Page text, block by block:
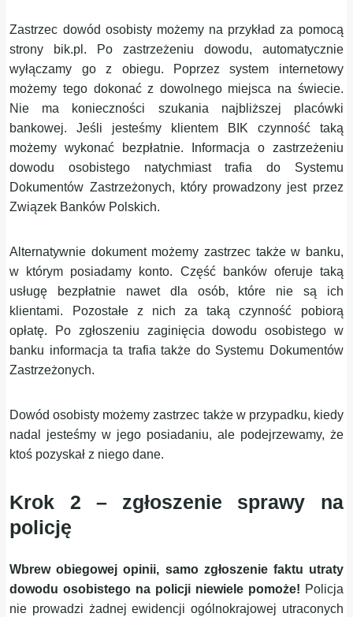
Zastrzec dowód osobisty możemy na przykład za pomocą
strony bik.pl. Po zastrzeżeniu dowodu, automatycznie
wyłączamy go z obiegu. Poprzez system internetowy
możemy tego dokonać z dowolnego miejsca na świecie.
Nie ma konieczności szukania najbliższej placówki
bankowej. Jeśli jesteśmy klientem BIK czynność taką
możemy wykonać bezpłatnie. Informacja o zastrzeżeniu
dowodu osobistego natychmiast trafia do Systemu
Dokumentów Zastrzeżonych, który prowadzony jest przez
Związek Banków Polskich.
Alternatywnie dokument możemy zastrzec także w banku,
w którym posiadamy konto. Część banków oferuje taką
usługę bezpłatnie nawet dla osób, które nie są ich
klientami. Pozostałe z nich za taką czynność pobiorą
opłatę. Po zgłoszeniu zaginięcia dowodu osobistego w
banku informacja ta trafia także do Systemu Dokumentów
Zastrzeżonych.
Dowód osobisty możemy zastrzec także w przypadku, kiedy
nadal jesteśmy w jego posiadaniu, ale podejrzewamy, że
ktoś pozyskał z niego dane.
Krok 2 – zgłoszenie sprawy na
policję
Wbrew obiegowej opinii, samo zgłoszenie faktu utraty
dowodu osobistego na policji niewiele pomoże! Policja
nie prowadzi żadnej ewidencji ogólnokrajowej utraconych